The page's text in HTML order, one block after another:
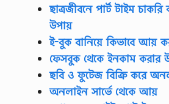
ছাত্রজীবনে পার্ট টাইম
উপায়
ই-বুক বানিয়ে কিভাবে আয়
ফেসবুক থেকে ইনকাম করার
ছবি ও ফুটেজ বিক্রি করে
অনলাইন সার্ভে থেকে আয়